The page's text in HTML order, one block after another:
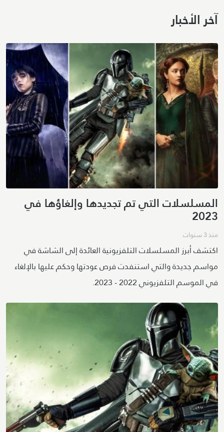
آخر الأخبار
المسلسلات التي تم تجديدها وإلغاؤها في
2023
منذ 3 سنوات
اكتشف أبرز المسلسلات التلفزيونية العائدة إلى الشاشة في
مواسم جديدة والتي استنفدت فرص عودتها وحكم عليها بالإلغاء
في الموسم التلفزيوني 2022 - 2023.